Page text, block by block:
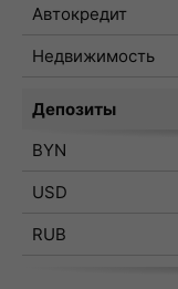
Автокредит
Недвижимость
Депозиты
BYN
USD
RUB